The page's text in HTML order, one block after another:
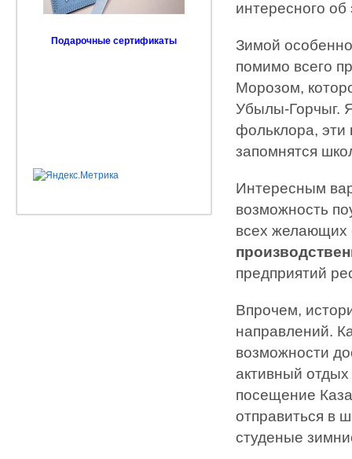
интересного
Зимой
помимо всего
Морозом,
Убылы-Горчыг.
фольклора, эти
запомнятся
Интересным
возможность
всех желающих
предприятий
Впрочем,
направлений.
возможности
активный
посещение
отправиться в
студеные
Подарочные сертификаты